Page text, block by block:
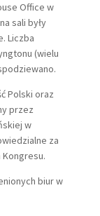
Office w
sali były
Liczba
(wielu
Polski oraz
przez
w
za
biur w